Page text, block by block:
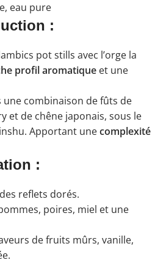
eau pure
:
pot stills avec l’orge la
profil aromatique et une
une combinaison de fûts de
et de chêne japonais, sous le
Apportant unecomplexité
:
reflets dorés.
poires, miel et une
de fruits mûrs, vanille,